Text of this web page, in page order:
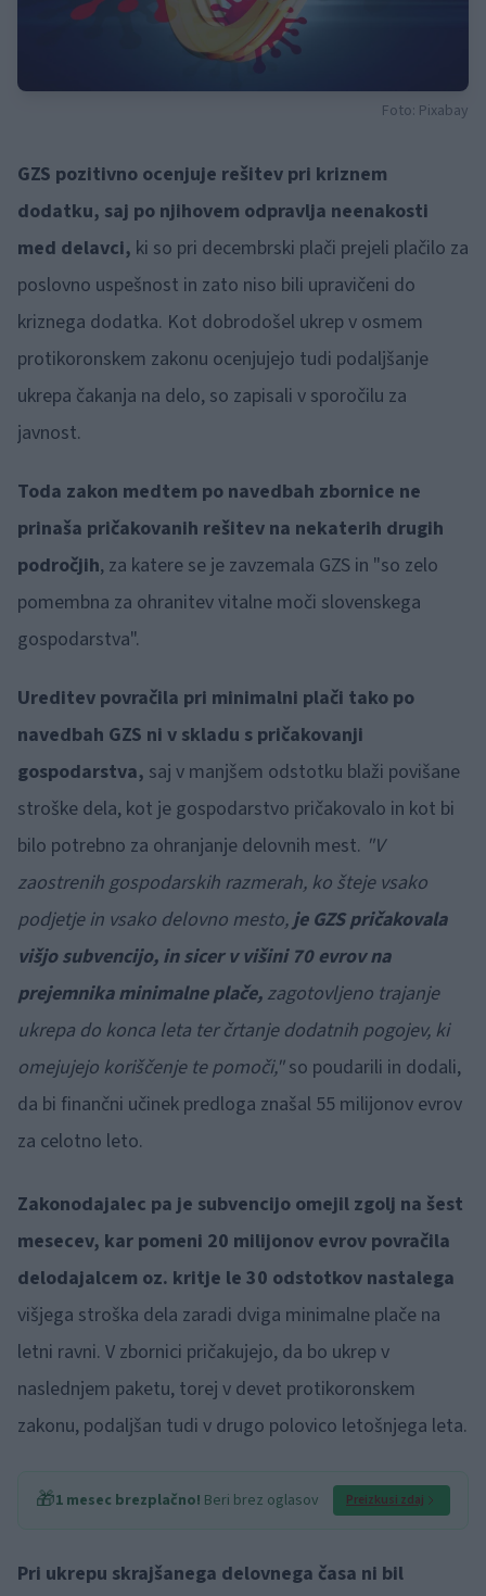
Foto: Pixabay
GZS pozitivno ocenjuje rešitev pri kriznem
dodatku, saj po njihovem odpravlja neenakosti
med delavci, ki so pri decembrski plači prejeli plačilo za
poslovno uspešnost in zato niso bili upravičeni do
kriznega dodatka. Kot dobrodošel ukrep v osmem
protikoronskem zakonu ocenjujejo tudi podaljšanje
ukrepa čakanja na delo, so zapisali v sporočilu za
javnost.
Toda zakon medtem po navedbah zbornice ne
prinaša pričakovanih rešitev na nekaterih drugih
področjih, za katere se je zavzemala GZS in "so zelo
pomembna za ohranitev vitalne moči slovenskega
gospodarstva".
Ureditev povračila pri minimalni plači tako po
navedbah GZS ni v skladu s pričakovanji
gospodarstva, saj v manjšem odstotku blaži povišane
stroške dela, kot je gospodarstvo pričakovalo in kot bi
bilo potrebno za ohranjanje delovnih mest. "V
zaostrenih gospodarskih razmerah, ko šteje vsako
podjetje in vsako delovno mesto,je GZS pričakovala
višjo subvencijo, in sicer v višini 70 evrov na
prejemnika minimalne plače, zagotovljeno trajanje
ukrepa do konca leta ter črtanje dodatnih pogojev, ki
omejujejo koriščenje te pomoči,"so poudarili in dodali,
da bi finančni učinek predloga znašal 55 milijonov evrov
za celotno leto.
Zakonodajalec pa je subvencijo omejil zgolj na šest
mesecev, kar pomeni 20 milijonov evrov povračila
delodajalcem oz. kritje le 30 odstotkov nastalega
višjega stroška dela zaradi dviga minimalne plače na
letni ravni. V zbornici pričakujejo, da bo ukrep v
naslednjem paketu, torej v devet protikoronskem
zakonu, podaljšan tudi v drugo polovico letošnjega leta.
🎁1 mesec brezplačno! Beri brez oglasov Preizkusi zdaj
Pri ukrepu skrajšanega delovnega časa ni bil